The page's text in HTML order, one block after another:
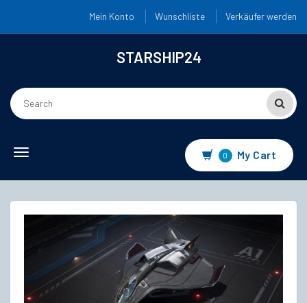
Mein Konto Wunschliste Verkäufer werden
STARSHIP24
Toggle
0 My Cart